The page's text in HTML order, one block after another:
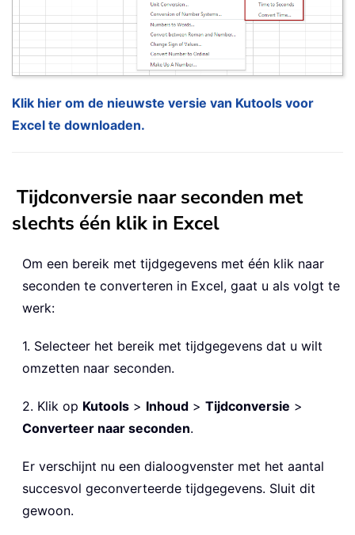
Klik hier om de nieuwste versie van Kutools voor
Excel te downloaden.
Tijdconversie naar seconden met
slechts één klik in Excel
Om een bereik met tijdgegevens met één klik naar
seconden te converteren in Excel, gaat u als volgt te
werk:
1. Selecteer het bereik met tijdgegevens dat u wilt
omzetten naar seconden.
2. Klik op Kutools > Inhoud > Tijdconversie >
Converteer naar seconden.
Er verschijnt nu een dialoogvenster met het aantal
succesvol geconverteerde tijdgegevens. Sluit dit
gewoon.